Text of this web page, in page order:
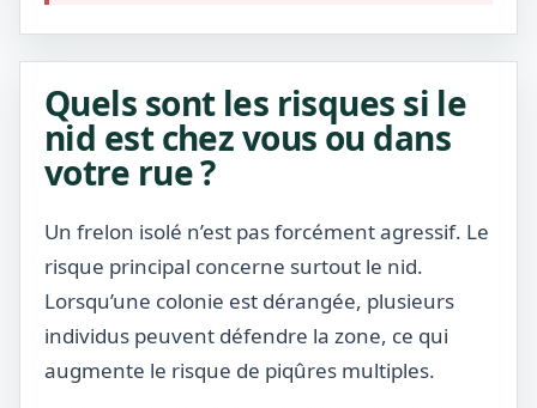
Quels sont les risques si le
nid est chez vous ou dans
votre rue ?
Un frelon isolé n’est pas forcément agressif. Le
risque principal concerne surtout le nid.
Lorsqu’une colonie est dérangée, plusieurs
individus peuvent défendre la zone, ce qui
augmente le risque de piqûres multiples.